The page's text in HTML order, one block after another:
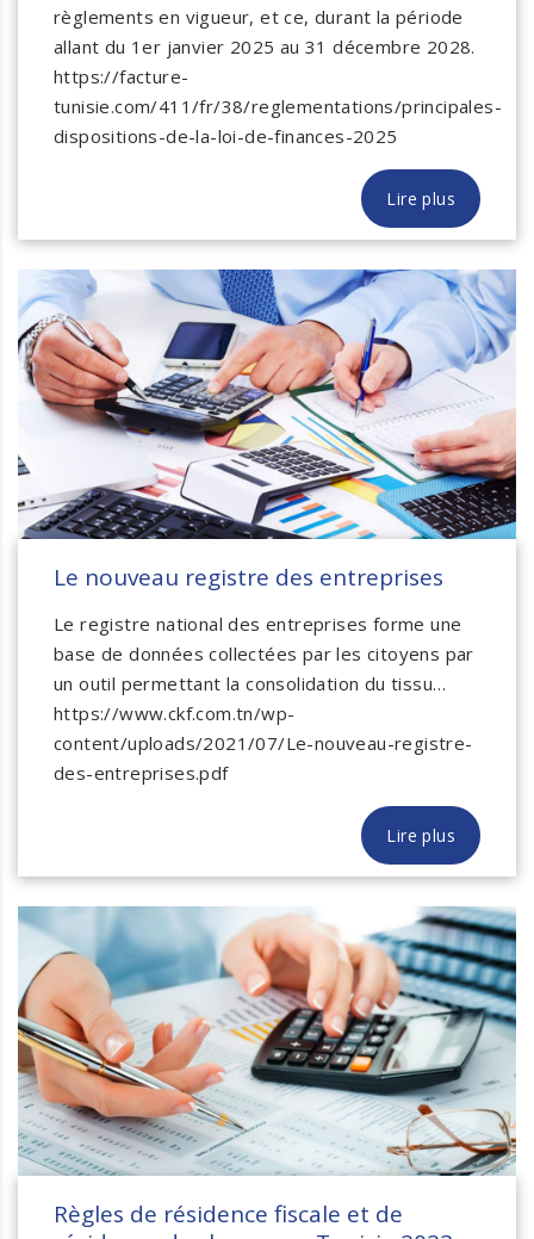
règlements en vigueur, et ce, durant la période
allant du 1er janvier 2025 au 31 décembre 2028.
https://facture-
tunisie.com/411/fr/38/reglementations/principales-
dispositions-de-la-loi-de-finances-2025
Lire plus
Le nouveau registre des entreprises
Le registre national des entreprises forme une
base de données collectées par les citoyens par
un outil permettant la consolidation du tissu…
https://www.ckf.com.tn/wp-
content/uploads/2021/07/Le-nouveau-registre-
des-entreprises.pdf
Lire plus
Règles de résidence fiscale et de